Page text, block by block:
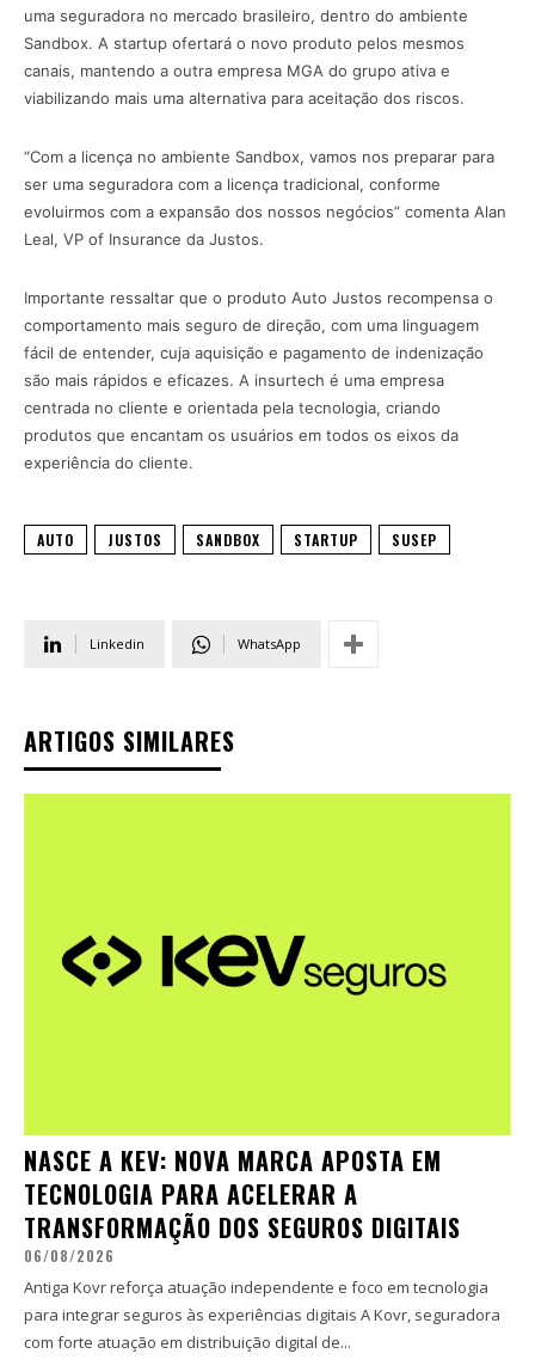
uma seguradora no mercado brasileiro, dentro do ambiente
Sandbox. A startup ofertará o novo produto pelos mesmos
canais, mantendo a outra empresa MGA do grupo ativa e
viabilizando mais uma alternativa para aceitação dos riscos.
“Com a licença no ambiente Sandbox, vamos nos preparar para
ser uma seguradora com a licença tradicional, conforme
evoluirmos com a expansão dos nossos negócios” comenta Alan
Leal, VP of Insurance da Justos.
Importante ressaltar que o produto Auto Justos recompensa o
comportamento mais seguro de direção, com uma linguagem
fácil de entender, cuja aquisição e pagamento de indenização
são mais rápidos e eficazes. A insurtech é uma empresa
centrada no cliente e orientada pela tecnologia, criando
produtos que encantam os usuários em todos os eixos da
experiência do cliente.
AUTO JUSTOS SANDBOX STARTUP SUSEP
Linkedin WhatsApp
ARTIGOS SIMILARES
NASCE A KEV: NOVA MARCA APOSTA EM
TECNOLOGIA PARA ACELERAR A
TRANSFORMAÇÃO DOS SEGUROS DIGITAIS
06/08/2026
Antiga Kovr reforça atuação independente e foco em tecnologia
para integrar seguros às experiências digitais A Kovr, seguradora
com forte atuação em distribuição digital de...